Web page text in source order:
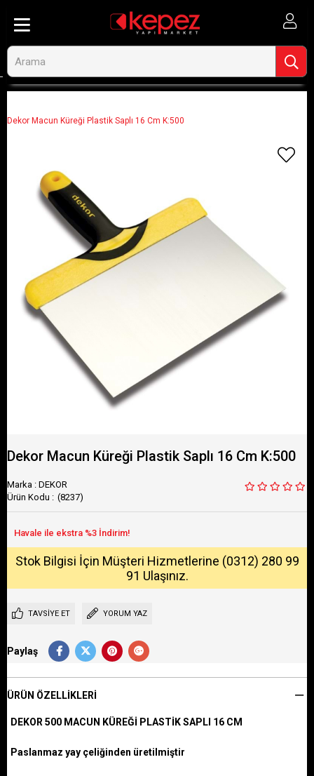
Dekor Macun Küreği Plastik Saplı 16 Cm K:500
Dekor Macun Küreği Plastik Saplı 16 Cm K:500
Marka : DEKOR
(8237)
Stok Bilgisi İçin Müşteri Hizmetlerine (0312) 280 99
91 Ulaşınız.
TAVSIYE ET YORUM YAZ
Paylaş
ÜRÜN ÖZELLIKLERI
DEKOR 500 MACUN KÜREĞİ PLASTİK SAPLI 16 CM
Paslanmaz yay çeliğinden üretilmiştir